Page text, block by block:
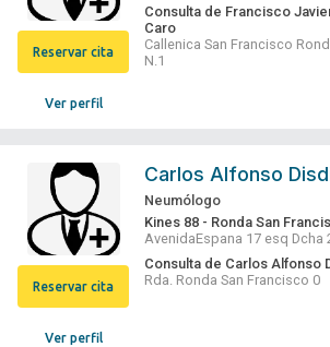
Ver perfil
Reservar cita
Consulta de Francisco
Caro
Callenica San Francisco
N.1
Ver perfil
Reservar cita
Carlos Alfonso
Neumólogo
Kines 88 - Ronda San
AvenidaEspana 17 esq Dcha
Consulta de Carlos Alfonso
Rda. Ronda San Francisco 0